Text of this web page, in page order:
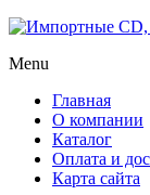
Menu
Главная
О компании
Каталог
Оплата и
Карта сайта